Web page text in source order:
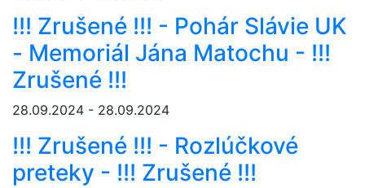
!!! Zrušené !!! - Pohár Slávie UK
- Memoriál Jána Matochu - !!!
Zrušené !!!
28.09.2024 - 28.09.2024
!!! Zrušené !!! - Rozlúčkové
preteky - !!! Zrušené !!!